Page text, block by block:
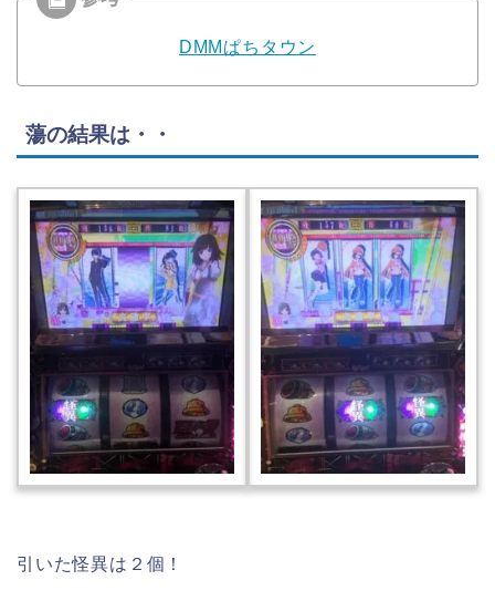
DMMぱちタウン
蕩の結果は・・
引いた怪異は２個！